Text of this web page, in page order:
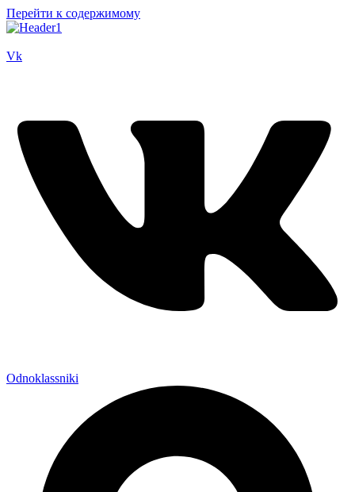
Перейти к содержимому
Vk
Odnoklassniki